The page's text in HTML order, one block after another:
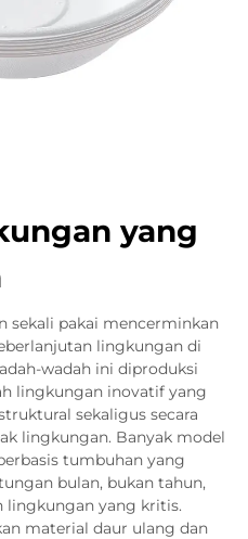
yang
sekali pakai mencerminkan
lingkungan di
wadah ini diproduksi
lingkungan inovatif yang
sekaligus secara
lingkungan. Banyak model
tumbuhan yang
bulan, bukan tahun,
lingkungan yang kritis.
material daur ulang dan